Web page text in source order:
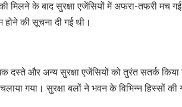
मिलने के बाद सुरक्षा एजेंसियों में अफरा-तफरी मच
की सूचना दी गई थी।
दस्ते और अन्य सुरक्षा एजेंसियों को तुरंत सतर्क
गया। सुरक्षा बलों ने भवन के विभिन्न हिस्सों